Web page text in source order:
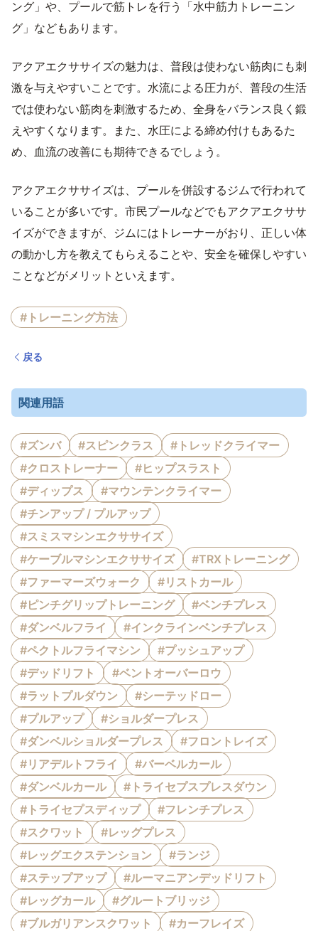
ング」や、プールで筋トレを行う「水中筋力トレーニン
グ」などもあります。
アクアエクササイズの魅力は、普段は使わない筋肉にも刺
激を与えやすいことです。水流による圧力が、普段の生活
では使わない筋肉を刺激するため、全身をバランス良く鍛
えやすくなります。また、水圧による締め付けもあるた
め、血流の改善にも期待できるでしょう。
アクアエクササイズは、プールを併設するジムで行われて
いることが多いです。市民プールなどでもアクアエクササ
イズができますが、ジムにはトレーナーがおり、正しい体
の動かし方を教えてもらえることや、安全を確保しやすい
ことなどがメリットといえます。
#トレーニング方法
戻る
関連用語
#ズンバ #スピンクラス
#トレッドクライマー
#クロストレーナー
#ヒップスラスト
#ディップス
#マウンテンクライマー
#チンアップ / プルアップ
#スミスマシンエクササイズ
#ケーブルマシンエクササイズ
#TRXトレーニング
#ファーマーズウォーク
#リストカール
#ピンチグリップトレーニング
#ベンチプレス
#ダンベルフライ
#インクラインベンチプレス
#ペクトルフライマシン
#プッシュアップ
#デッドリフト
#ベントオーバーロウ
#ラットプルダウン
#シーテッドロー
#プルアップ
#ショルダープレス
#ダンベルショルダープレス
#フロントレイズ
#リアデルトフライ
#バーベルカール
#ダンベルカール
#トライセプスプレスダウン
#トライセプスディップ
#フレンチプレス
#スクワット
#レッグプレス
#レッグエクステンション
#ランジ
#ステップアップ
#ルーマニアンデッドリフト
#レッグカール
#グルートブリッジ
#ブルガリアンスクワット
#カーフレイズ